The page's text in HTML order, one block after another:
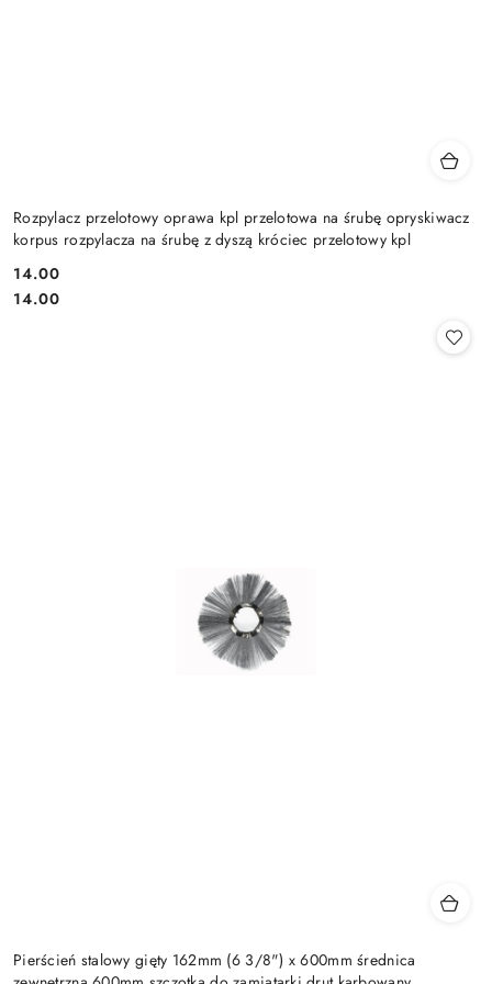
Rozpylacz przelotowy oprawa kpl przelotowa na śrubę opryskiwacz
korpus rozpylacza na śrubę z dyszą króciec przelotowy kpl
Cena:
14.00
Cena:
14.00
Pierścień stalowy gięty 162mm (6 3/8") x 600mm średnica